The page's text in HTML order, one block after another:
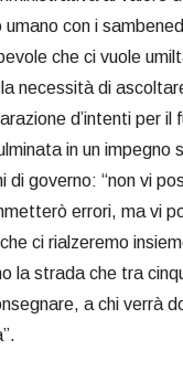
con i
che ci vuole
necessità di
d’intenti per il
in un impegno
di governo: “non vi
errori, ma vi
ci rialzeremo
la strada che tra
a chi verrà